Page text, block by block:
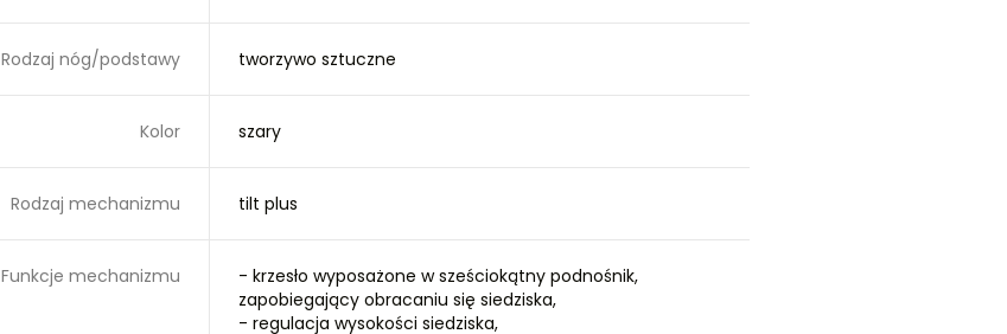
Rodzaj nóg/podstawy tworzywo sztuczne
Kolor szary
Rodzaj mechanizmu tilt plus
Funkcje mechanizmu
- krzesło wyposażone w sześciokątny podnośnik,
zapobiegający obracaniu się siedziska,
- regulacja wysokości siedziska,